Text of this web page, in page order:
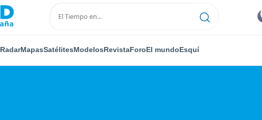
RadarMapasSatélitesModelosRevistaForoEl mundoEsquí